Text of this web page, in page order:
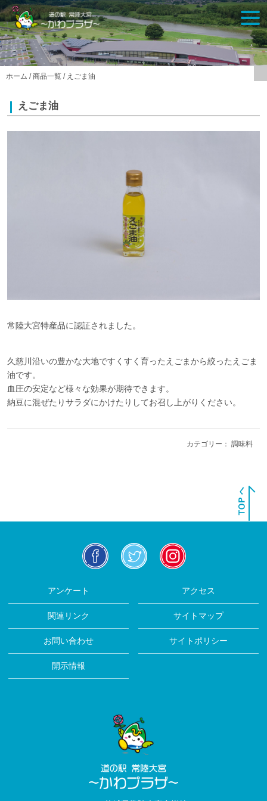
Skip
to
content
ホーム /商品一覧 / えごま油
えごま油
常陸大宮特産品に認証されました。
久慈川沿いの豊かな大地ですくすく育ったえごまから絞ったえごま
油です。
血圧の安定など様々な効果が期待できます。
納豆に混ぜたりサラダにかけたりしてお召し上がりください。
カテゴリー： 調味料
アンケート
アクセス
関連リンク サイトマップ
お問い合わせ サイトポリシー
開示情報